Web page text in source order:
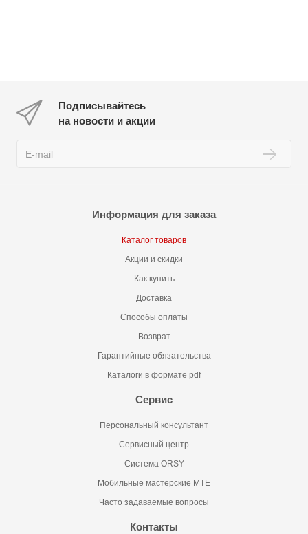
Подписывайтесь
на новости и акции
Информация для заказа
Каталог товаров
Акции и скидки
Как купить
Доставка
Способы оплаты
Возврат
Гарантийные обязательства
Каталоги в формате pdf
Сервис
Персональный консультант
Сервисный центр
Система ORSY
Мобильные мастерские MTE
Часто задаваемые вопросы
Контакты